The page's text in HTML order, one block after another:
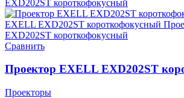
Сравнить
Проектор EXELL EXD202ST
Проекторы